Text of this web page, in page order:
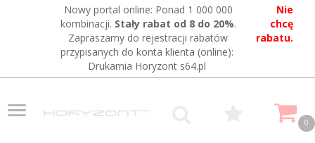
Nowy portal online: Ponad 1 000 000
kombinacji. Stały rabat od 8 do 20%.
Zapraszamy do rejestracji rabatów
przypisanych do konta klienta (online):
Drukarnia Horyzont s64.pl
Nie
chcę
rabatu.
0